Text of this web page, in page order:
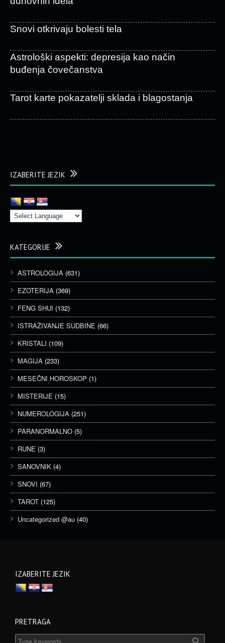
Snovi otkrivaju bolesti tela
Astrološki aspekti: depresija kao način
buđenja čovečanstva
Tarot karte pokazatelji sklada i blagostanja
IZABERITE JEZIK
KATEGORIJE
ASTROLOGIJA (631)
EZOTERIJA (369)
FENG SHUI (132)
ISTRAŽIVANJE SUDBINE (66)
KRISTALI (109)
MAGIJA (233)
MESEČNI HOROSKOP (1)
MISTERIJE (15)
NUMEROLOGIJA (251)
PARANORMALNO (5)
RUNE (3)
SANOVNIK (4)
SNOVI (67)
TAROT (125)
Uncategorized @au (40)
IZABERITE JEZIK
PRETRAGA